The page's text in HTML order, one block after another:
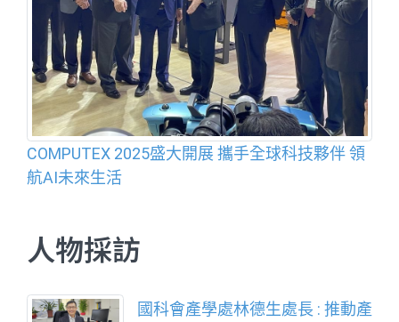
COMPUTEX 2025盛大開展 攜手全球科技夥伴 領
航AI未來生活
人物採訪
國科會產學處林德生處長 : 推動產